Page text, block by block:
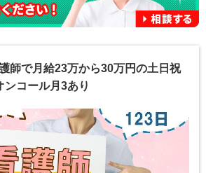
師で月給23万から30万円の土日祝
ンコール月3あり